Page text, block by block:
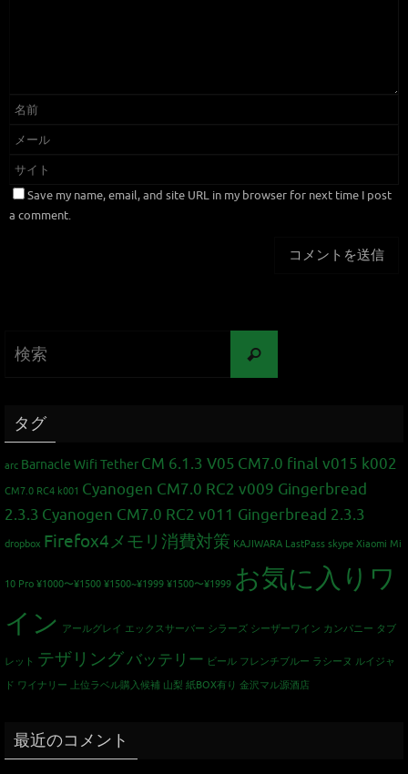
Save my name, email, and site URL in my browser for next time I post
a comment.
タグ
arc Barnacle Wifi Tether CM 6.1.3 V05 CM7.0 final v015 k002
CM7.0 RC4 k001 Cyanogen CM7.0 RC2 v009 Gingerbread
2.3.3 Cyanogen CM7.0 RC2 v011 Gingerbread 2.3.3
dropbox Firefox4メモリ消費対策 KAJIWARA LastPass skype Xiaomi Mi
10 Pro ¥1000〜¥1500 ¥1500~¥1999 ¥1500〜¥1999 お気に入りワ
イン アールグレイ エックスサーバー シラーズ シーザーワイン カンパニー タブ
レット テザリングバッテリー ビール フレンチブルー ラシーヌ ルイジャ
ド ワイナリー 上位ラベル購入候補 山梨 紙BOX有り 金沢マル源酒店
最近のコメント